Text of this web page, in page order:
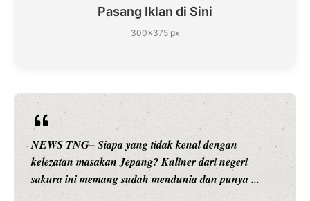
Pasang Iklan di Sini
300×375 px
NEWS TNG– Siapa sangka, dua nama besar di dunia
hiburan, Nunung Srimulat dan Vicky Prasetyo, kini
merambah dunia kuliner dengan ...